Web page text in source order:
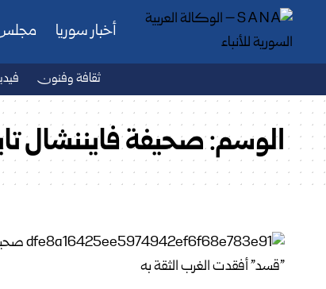
أخبار سوريا
ثقافة وفنون
الوسم:صحيفة فايننشال